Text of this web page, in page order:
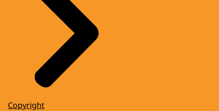
Copyright